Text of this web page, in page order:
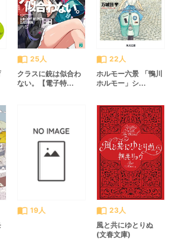
import_contacts 25人
クラスに銃は似合わ
ない。【電子特...
import_contacts 22人
ホルモー六景 「鴨川
ホルモー」シ...
import_contacts 19人 import_contacts 23人
風と共にゆとりぬ
(文春文庫)